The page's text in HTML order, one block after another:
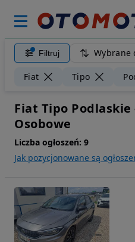
Filtruj Wybrane
Fiat Tipo
Fiat Tipo Podlaskie
Osobowe
Liczba ogłoszeń: 9
Jak pozycjonowane są